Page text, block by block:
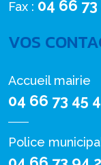
Fax : 04 66 73
VOS
Accueil mairie
04 66 73 45
Police